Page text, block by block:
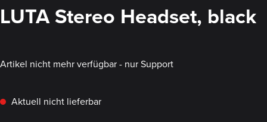
LUTA Stereo Headset, black
Artikel nicht mehr verfügbar - nur Support
Aktuell nicht lieferbar